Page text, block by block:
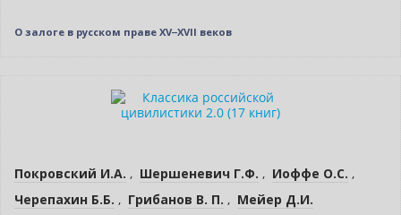
О залоге в русском праве XV‒XVII веков
Покровский И.А. , Шершеневич Г.Ф. , Иоффе О.С. ,
Черепахин Б.Б. , Грибанов В. П. , Мейер Д.И.